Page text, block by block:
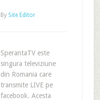
By Site Editor
SperantaTV este
singura televiziune
din Romania care
transmite LIVE pe
facebook. Acesta